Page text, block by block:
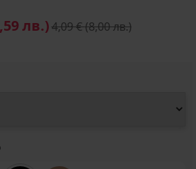
лв.)4,09 €(8,00 лв.)